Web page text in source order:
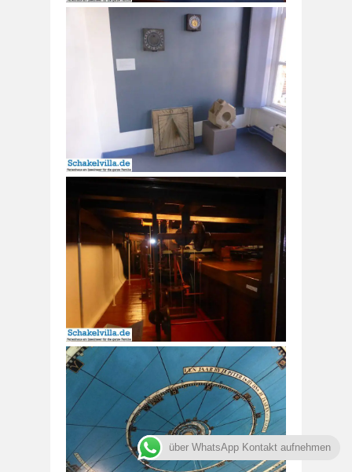
über WhatsApp Kontakt aufnehmen